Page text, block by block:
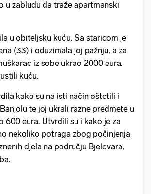
u zabludu da traže apartmanski
u obiteljsku kuću. Sa staricom je
(33) i oduzimala joj pažnju, a za
iz sobe ukrao 2000 eura.
kuću.
kako su na isti način oštetili i
te joj ukrali razne predmete u
600 eura. Utvrdili su i kako je za
nekoliko potraga zbog počinjenja
djela na području Bjelovara,